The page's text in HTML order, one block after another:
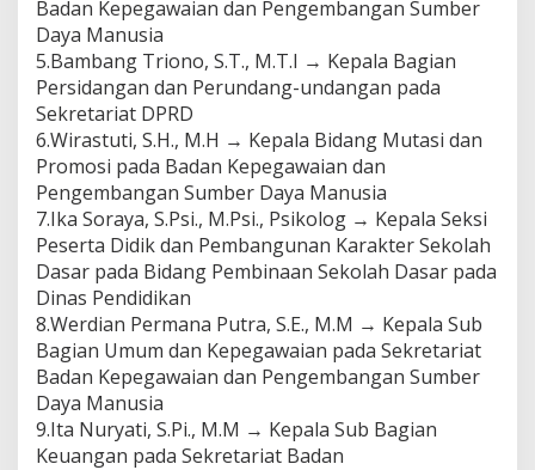
Badan Kepegawaian dan Pengembangan Sumber
Daya Manusia
5.Bambang Triono, S.T., M.T.I → Kepala Bagian
Persidangan dan Perundang-undangan pada
Sekretariat DPRD
6.Wirastuti, S.H., M.H → Kepala Bidang Mutasi dan
Promosi pada Badan Kepegawaian dan
Pengembangan Sumber Daya Manusia
7.Ika Soraya, S.Psi., M.Psi., Psikolog → Kepala Seksi
Peserta Didik dan Pembangunan Karakter Sekolah
Dasar pada Bidang Pembinaan Sekolah Dasar pada
Dinas Pendidikan
8.Werdian Permana Putra, S.E., M.M → Kepala Sub
Bagian Umum dan Kepegawaian pada Sekretariat
Badan Kepegawaian dan Pengembangan Sumber
Daya Manusia
9.Ita Nuryati, S.Pi., M.M → Kepala Sub Bagian
Keuangan pada Sekretariat Badan